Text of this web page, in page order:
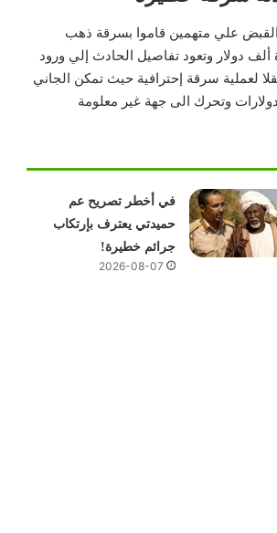
علي متهمين قاموا بسرقة ذهب
دولار وتعود تفاصيل الحادث إلي ورود
لعملية سرقة إحترافية حيث تمكن الجاني
وتحرك الى جهة غير معلومة
في أخطر تصريح عم
حميدتي يعترف بإرتكاب
جرائم خطيرة!
2026-08-07